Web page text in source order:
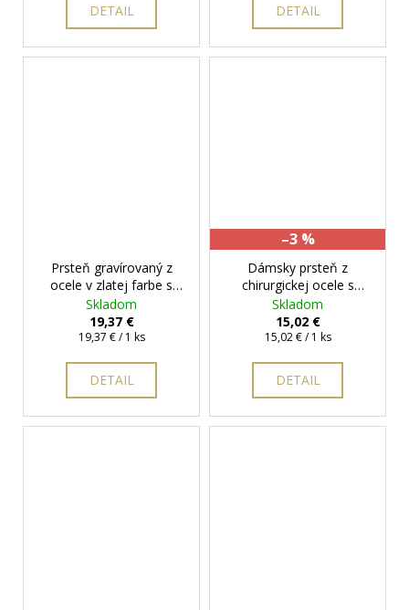
DETAIL DETAIL
Prsteň gravírovaný z
ocele v zlatej farbe s
očkom+ darčeková
krabička zadarmo
Skladom
19,37 €
Jednotková
19,37 € / 1 ks
DETAIL
–3 %
Dámsky prsteň z
chirurgickej ocele s
očkami+ darčeková
krabička zadarmo
Skladom
15,02 €
Jednotková
15,02 € / 1 ks
DETAIL